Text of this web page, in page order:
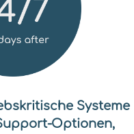
Systeme
Optionen,